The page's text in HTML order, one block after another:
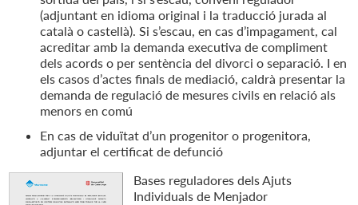
(adjuntant en idioma original i la traducció jurada al
català o castellà). Si s’escau, en cas d’impagament, cal
acreditar amb la demanda executiva de compliment
dels acords o per sentència del divorci o separació. I en
els casos d’actes finals de mediació, caldrà presentar la
demanda de regulació de mesures civils en relació als
menors en comú
En cas de viduïtat d’un progenitor o progenitora,
adjuntar el certificat de defunció
Bases reguladores dels Ajuts
Individuals de Menjador